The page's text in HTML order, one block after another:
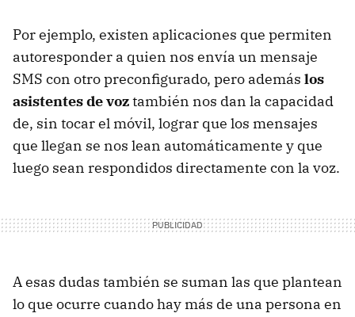
Por ejemplo, existen aplicaciones que permiten
autoresponder a quien nos envía un mensaje
SMS con otro preconfigurado, pero además los
asistentes de voztambién nos dan la capacidad
de, sin tocar el móvil, lograr que los mensajes
que llegan se nos lean automáticamente y que
luego sean respondidos directamente con la voz.
A esas dudas también se suman las que plantean
lo que ocurre cuando hay más de una persona en